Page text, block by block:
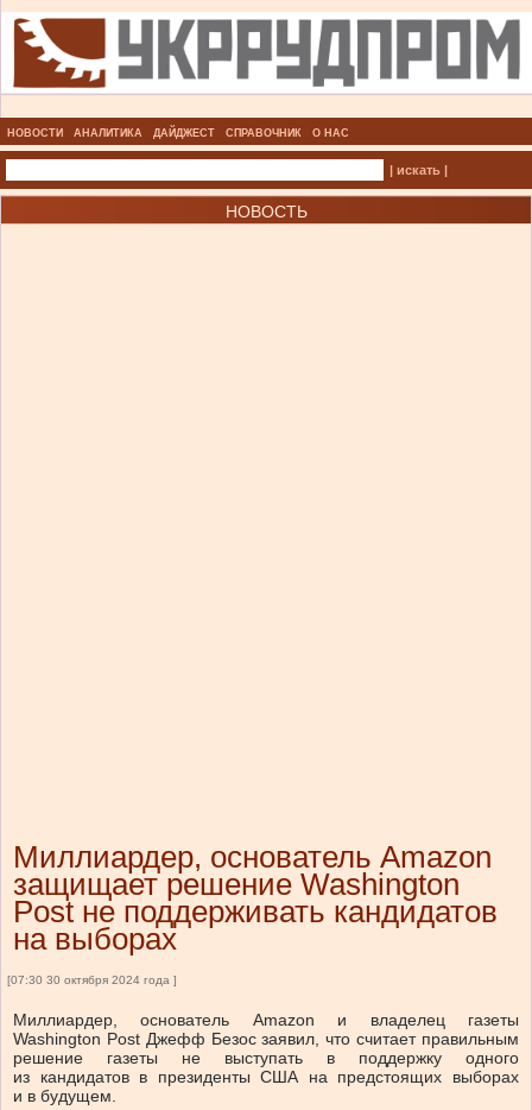
НОВОСТИ АНАЛИТИКА ДАЙДЖЕСТ СПРАВОЧНИК О НАС
| искать |
НОВОСТЬ
Миллиардер, основатель Amazon
защищает решение Washington
Post не поддерживать кандидатов
на выборах
[07:30 30 октября 2024 года ]
Миллиардер, основатель Amazon и владелец газеты
Washington Post Джефф Безос заявил, что считает правильным
решение газеты не выступать в поддержку одного
из кандидатов в президенты США на предстоящих выборах
и в будущем.